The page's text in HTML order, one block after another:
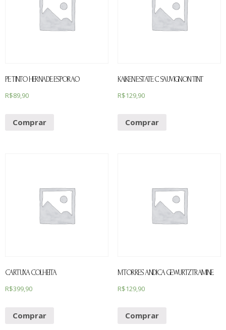
PE TINTO HERNADE ESPORAO
R$89,90
Comprar
KAIKEN ESTATE C SAUVIGNON TINT
R$129,90
Comprar
CARTUXA COLHEITA
R$399,90
Comprar
M TORRES ANDICA GEWURTZTRAMINE
R$129,90
Comprar